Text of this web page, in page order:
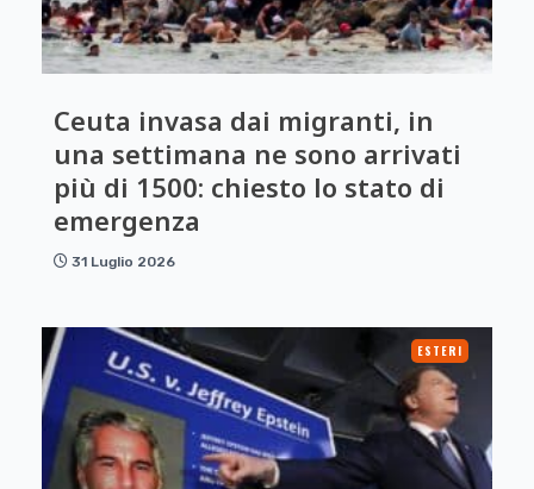
Ceuta invasa dai migranti, in
una settimana ne sono arrivati
più di 1500: chiesto lo stato di
emergenza
31 Luglio 2026
ESTERI